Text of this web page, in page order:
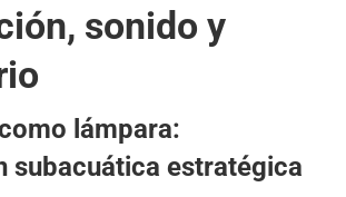
sonido y
lámpara:
subacuática estratégica